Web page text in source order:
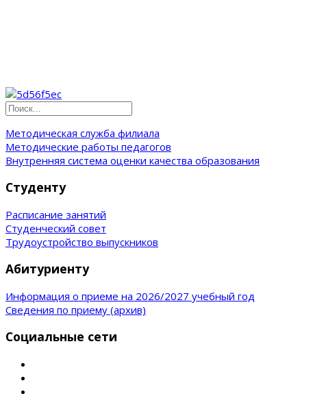
Методическая служба филиала
Методические работы педагогов
Внутренняя система оценки качества образования
Студенту
Расписание занятий
Студенческий совет
Трудоустройство выпускников
Абитуриенту
Информация о приеме на 2026/2027 учебный год
Сведения по приему (архив)
Социальные сети